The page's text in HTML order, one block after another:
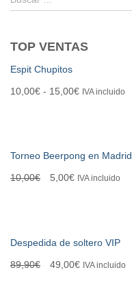
u
a
r
TOP VENTAS
Espit Chupitos
10,00€ - 15,00€R
g
o
p
r
IVA incluido
Torneo Beerpong en Madrid
10,00€
r
5,00€E
r
e
IVA incluido
Despedida de soltero VIP
89,90€ 49,00€EIVA incluido